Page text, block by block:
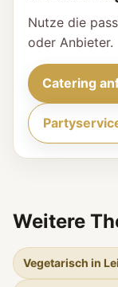
Nutze die
oder Anbieter.
Catering
Weitere
Vegetarisch in